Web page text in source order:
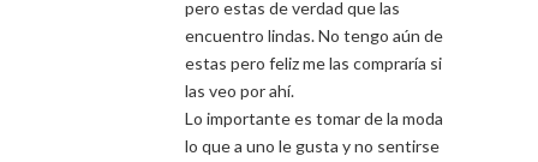
pero estas de verdad que las
encuentro lindas. No tengo aún de
estas pero feliz me las compraría si
las veo por ahí.
Lo importante es tomar de la moda
lo que a uno le gusta y no sentirse